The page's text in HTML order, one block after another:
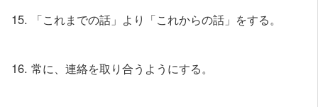
15. 「これまでの話」より「これからの話」をする。
16. 常に、連絡を取り合うようにする。